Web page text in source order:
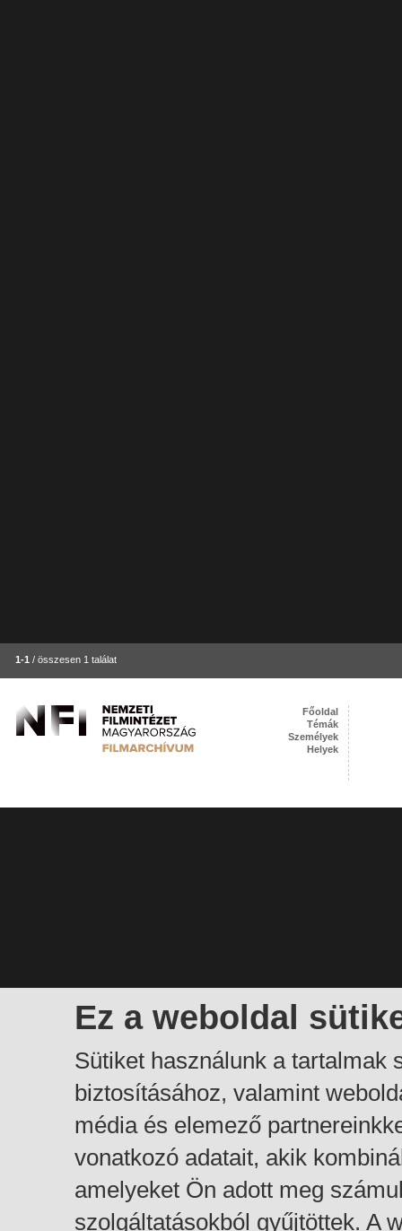
1-1 / összesen 1 találat
Ez a weboldal
Sütiket használunk a tartalmak
biztosításához, valamint
média és elemező
vonatkozó adatait, akik
amelyeket Ön adott meg
szolgáltatásokból gyűjtöttek. A
Főoldal
Témák
Személyek
Helyek